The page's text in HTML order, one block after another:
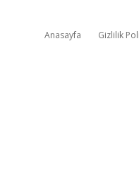
Anasayfa Gizlilik